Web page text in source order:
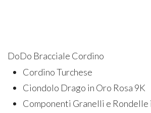
DoDo Bracciale Cordino
Cordino Turchese
Ciondolo Drago in Oro Rosa 9K
Componenti Granelli e